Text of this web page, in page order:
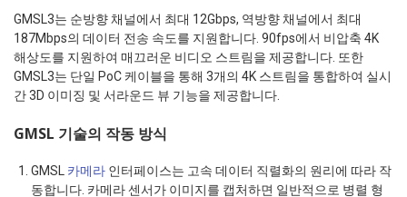
GMSL3는 순방향 채널에서 최대 12Gbps, 역방향 채널에서 최대
187Mbps의 데이터 전송 속도를 지원합니다. 90fps에서 비압축 4K
해상도를 지원하여 매끄러운 비디오 스트림을 제공합니다. 또한
GMSL3는 단일 PoC 케이블을 통해 3개의 4K 스트림을 통합하여 실시
간 3D 이미징 및 서라운드 뷰 기능을 제공합니다.
GMSL 기술의 작동 방식
GMSL 카메라 인터페이스는 고속 데이터 직렬화의 원리에 따라 작
동합니다. 카메라 센서가 이미지를 캡처하면 일반적으로 병렬 형